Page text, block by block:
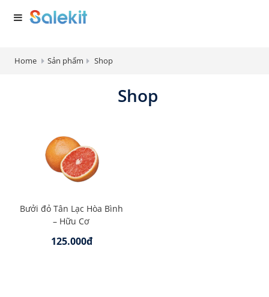
Home Sản phẩm Shop
Shop
Bưởi đỏ Tân Lạc Hòa Bình
– Hữu Cơ
125.000đ